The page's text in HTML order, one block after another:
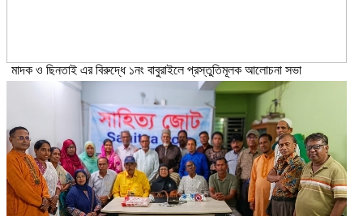
মাদক ও ছিনতাই এর বিরুদ্ধে ১নং বাবুরাইলে প্রস্তুতিমূলক আলোচনা সভা